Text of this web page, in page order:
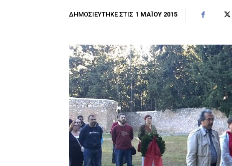
ΔΗΜΟΣΙΕΎΤΗΚΕ ΣΤΙΣ 1 ΜΑΪ́ΟΥ 2015